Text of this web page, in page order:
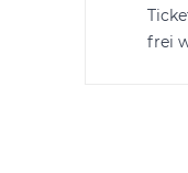
frei